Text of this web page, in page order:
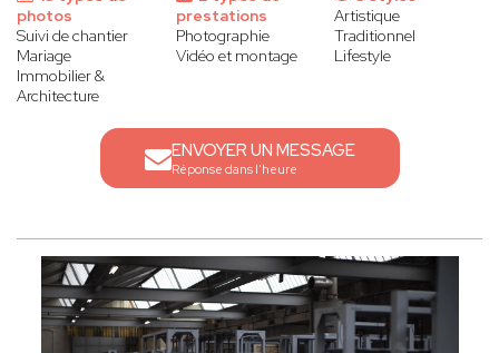
photos
Suivi de chantier
Mariage
Immobilier &
Architecture
prestations
Photographie
Vidéo et montage
Artistique
Traditionnel
Lifestyle
ENVOYER UN MESSAGE
Réponse dans l'heure